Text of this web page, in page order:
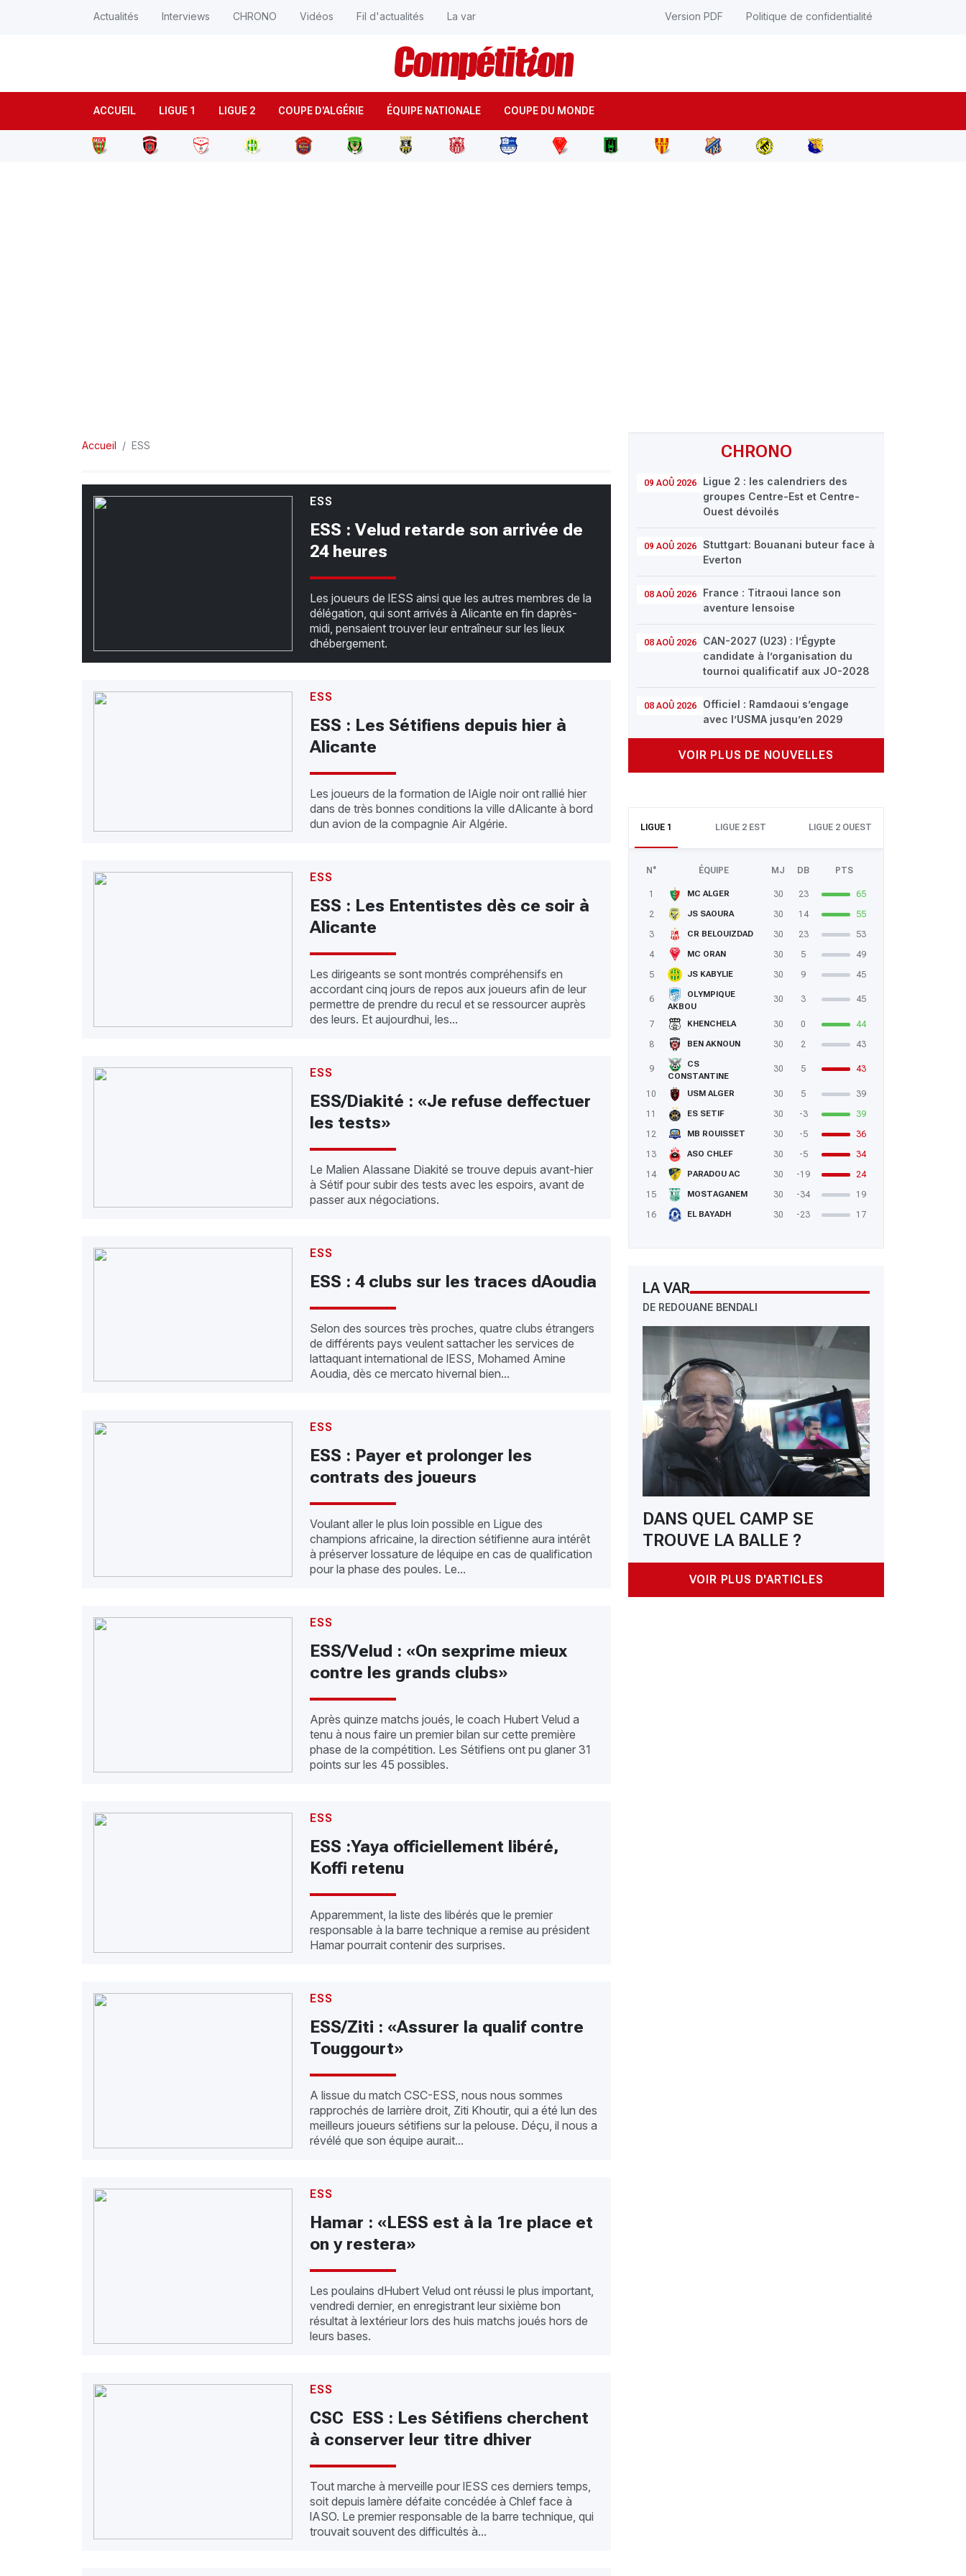
ACCUEIL LIGUE 1 LIGUE 2 COUPE D'ALGÉRIE ÉQUIPE NATIONALE COUPE DU MONDE
Actualités Interviews CHRONO Vidéos Fil d'actualités La var Version PDF Politique de confidentialité
CHRONO
09 AOÛ 2026
Ligue 2 : les calendriers des
groupes Centre-Est et Centre-
Ouest dévoilés
09 AOÛ 2026
Stuttgart: Bouanani buteur face à
Everton
08 AOÛ 2026
France : Titraoui lance son
aventure lensoise
08 AOÛ 2026
CAN-2027 (U23) : l’Égypte
candidate à l’organisation du
tournoi qualificatif aux JO-2028
08 AOÛ 2026
Officiel : Ramdaoui s’engage
avec l’USMA jusqu’en 2029
VOIR PLUS DE NOUVELLES
LIGUE 1 LIGUE 2 EST LIGUE 2 OUEST
N° ÉQUIPE MJ DB PTS
1 MC ALGER 30 23
65
2
JS SAOURA 30 14
55
3
CR BELOUIZDAD 30 23
53
4
MC ORAN 30 5
49
5
JS KABYLIE 30 9 45
6
OLYMPIQUE
AKBOU
30 3 45
7 KHENCHELA 30 0
44
8
BEN AKNOUN 30 2 43
9
CS
CONSTANTINE
30 5 43
10 USM ALGER 30 5
39
11
ES SETIF 30 -3
39
12
MB ROUISSET 30 -5
36
13
ASO CHLEF 30 -5
34
14
PARADOU AC 30 -19
24
15
MOSTAGANEM 30 -34
19
16
EL BAYADH 30 -23 17
LA VAR
DE REDOUANE BENDALI
DANS QUEL CAMP SE
TROUVE LA BALLE ?
VOIR PLUS D'ARTICLES
Accueil ESS
ESS
ESS : Velud retarde son arrivée de
24 heures
Les joueurs de lESS ainsi que les autres membres de la
délégation, qui sont arrivés à Alicante en fin daprès-
midi, pensaient trouver leur entraîneur sur les lieux
dhébergement.
ESS
ESS : Les Sétifiens depuis hier à
Alicante
Les joueurs de la formation de lAigle noir ont rallié hier
dans de très bonnes conditions la ville dAlicante à bord
dun avion de la compagnie Air Algérie.
ESS
ESS : Les Ententistes dès ce soir à
Alicante
Les dirigeants se sont montrés compréhensifs en
accordant cinq jours de repos aux joueurs afin de leur
permettre de prendre du recul et se ressourcer auprès
des leurs. Et aujourdhui, les...
ESS
ESS/Diakité : «Je refuse deffectuer
les tests»
Le Malien Alassane Diakité se trouve depuis avant-hier
à Sétif pour subir des tests avec les espoirs, avant de
passer aux négociations.
ESS
ESS : 4 clubs sur les traces dAoudia
Selon des sources très proches, quatre clubs étrangers
de différents pays veulent sattacher les services de
lattaquant international de lESS, Mohamed Amine
Aoudia, dès ce mercato hivernal bien...
ESS
ESS : Payer et prolonger les
contrats des joueurs
Voulant aller le plus loin possible en Ligue des
champions africaine, la direction sétifienne aura intérêt
à préserver lossature de léquipe en cas de qualification
pour la phase des poules. Le...
ESS
ESS/Velud : «On sexprime mieux
contre les grands clubs»
Après quinze matchs joués, le coach Hubert Velud a
tenu à nous faire un premier bilan sur cette première
phase de la compétition. Les Sétifiens ont pu glaner 31
points sur les 45 possibles.
ESS
ESS :Yaya officiellement libéré,
Koffi retenu
Apparemment, la liste des libérés que le premier
responsable à la barre technique a remise au président
Hamar pourrait contenir des surprises.
ESS
ESS/Ziti : «Assurer la qualif contre
Touggourt»
A lissue du match CSC-ESS, nous nous sommes
rapprochés de larrière droit, Ziti Khoutir, qui a été lun des
meilleurs joueurs sétifiens sur la pelouse. Déçu, il nous a
révélé que son équipe aurait...
ESS
Hamar : «LESS est à la 1re place et
on y restera»
Les poulains dHubert Velud ont réussi le plus important,
vendredi dernier, en enregistrant leur sixième bon
résultat à lextérieur lors des huis matchs joués hors de
leurs bases.
ESS
CSC  ESS : Les Sétifiens cherchent
à conserver leur titre dhiver
Tout marche à merveille pour lESS ces derniers temps,
soit depuis lamère défaite concédée à Chlef face à
lASO. Le premier responsable de la barre technique, qui
trouvait souvent des difficultés à...